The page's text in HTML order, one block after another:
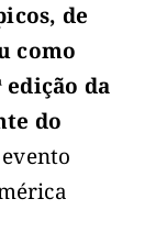
de
como
da
do